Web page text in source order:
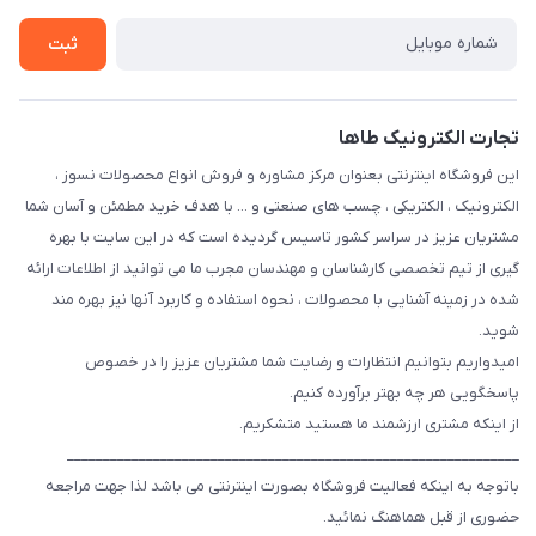
ثبت
تجارت الکترونیک طاها
این فروشگاه اینترنتی بعنوان مرکز مشاوره و فروش انواع محصولات نسوز ،
الکترونیک ، الکتریکی ، چسب های صنعتی و ... با هدف خرید مطمئن و آسان شما
مشتریان عزیز در سراسر کشور تاسیس گردیده است که در این سایت با بهره
گیری از تیم تخصصی کارشناسان و مهندسان مجرب ما می توانید از اطلاعات ارائه
شده در زمینه آشنایی با محصولات ، نحوه استفاده و کاربرد آنها نیز بهره مند
شوید.
امیدواریم بتوانیم انتظارات و رضایت شما مشتریان عزیز را در خصوص
پاسخگویی هر چه بهتر برآورده کنیم.
از اینکه مشتری ارزشمند ما هستید متشکریم.
_______________________________________________________________
باتوجه به اینکه فعالیت فروشگاه بصورت اینترنتی می باشد لذا جهت مراجعه
حضوری از قبل هماهنگ نمائید.